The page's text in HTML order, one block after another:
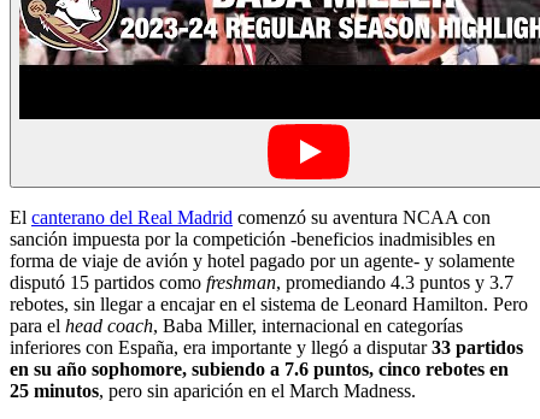
El canterano del Real Madrid comenzó su aventura NCAA con
sanción impuesta por la competición -beneficios inadmisibles en
forma de viaje de avión y hotel pagado por un agente- y solamente
disputó 15 partidos como freshman, promediando 4.3 puntos y 3.7
rebotes, sin llegar a encajar en el sistema de Leonard Hamilton. Pero
para el head coach, Baba Miller, internacional en categorías
inferiores con España, era importante y llegó a disputar33 partidos
en su año sophomore, subiendo a 7.6 puntos, cinco rebotes en
25 minutos, pero sin aparición en el March Madness.